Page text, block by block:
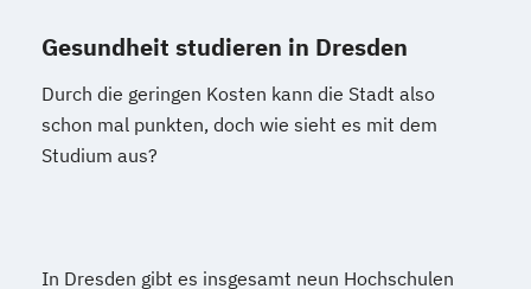
Gesundheit studieren in Dresden
Durch die geringen Kosten kann die Stadt also
schon mal punkten, doch wie sieht es mit dem
Studium aus?
In Dresden gibt es insgesamt neun Hochschulen